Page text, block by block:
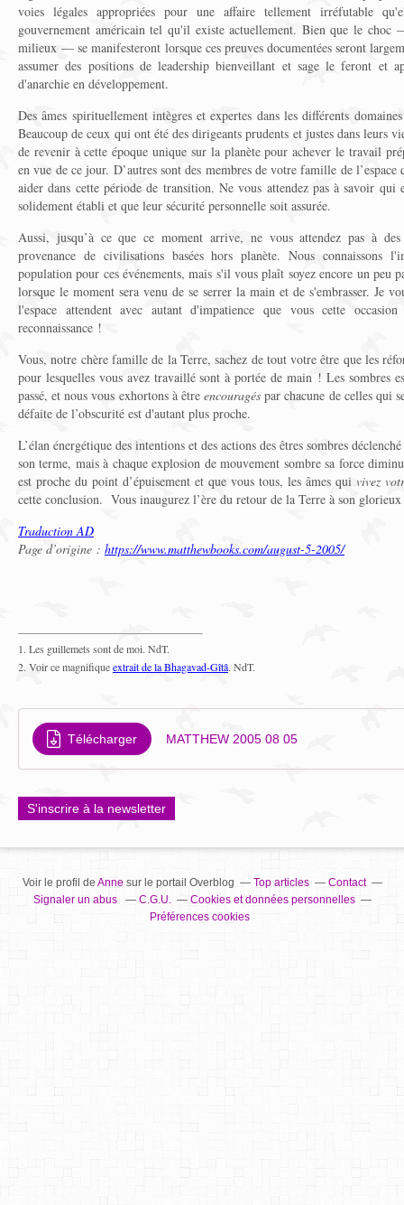
voies légales appropriées pour une affaire tellement irréfutable
gouvernement américain tel qu'il existe actuellement. Bien que le choc
milieux — se manifesteront lorsque ces preuves documentées seront
assumer des positions de leadership bienveillant et sage le feront et
d'anarchie en développement.
Des âmes spirituellement intègres et expertes dans les différents
Beaucoup de ceux qui ont été des dirigeants prudents et justes dans leurs
de revenir à cette époque unique sur la planète pour achever le travail
en vue de ce jour. D’autres sont des membres de votre famille de
aider dans cette période de transition. Ne vous attendez pas à savoir qui
solidement établi et que leur sécurité personnelle soit assurée.
Aussi, jusqu’à ce que ce moment arrive, ne vous attendez pas à
provenance de civilisations basées hors planète. Nous connaissons
population pour ces événements, mais s'il vous plaît soyez encore un peu
lorsque le moment sera venu de se serrer la main et de s'embrasser. Je
l'espace attendent avec autant d'impatience que vous cette
reconnaissance !
Vous, notre chère famille de la Terre, sachez de tout votre être que les
pour lesquelles vous avez travaillé sont à portée de main ! Les sombres
passé, et nous vous exhortons à êtreencouragés par chacune de celles qui
défaite de l’obscurité est d'autant plus proche.
L’élan énergétique des intentions et des actions des êtres sombres
son terme, mais à chaque explosion de mouvement sombre sa force
est proche du point d’épuisement et que vous tous, les âmes qui vivez
cette conclusion. Vous inaugurez l’ère du retour de la Terre à son
Traduction AD
Page d’origine : https://www.matthewbooks.com/august-5-2005/
1. Les guillemets sont de moi. NdT.
2. Voir ce magnifiqueextrait de la Bhagavad-Gîtâ. NdT.
Télécharger MATTHEW 2005 08 05
S'inscrire à la newsletter
Voir le profil de Annesur le portail Overblog Top articles
Contact
Signaler un abus
C.G.U.
Cookies et données personnelles
Préférences cookies